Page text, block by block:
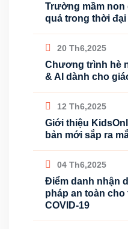
Trường mầm non
quả trong thời
20 Th6,2025
Chương trình hè
& AI dành cho
12 Th6,2025
Giới thiệu
bản mới sắp ra
04 Th6,2025
Điểm danh nhận
pháp an toàn
COVID-19